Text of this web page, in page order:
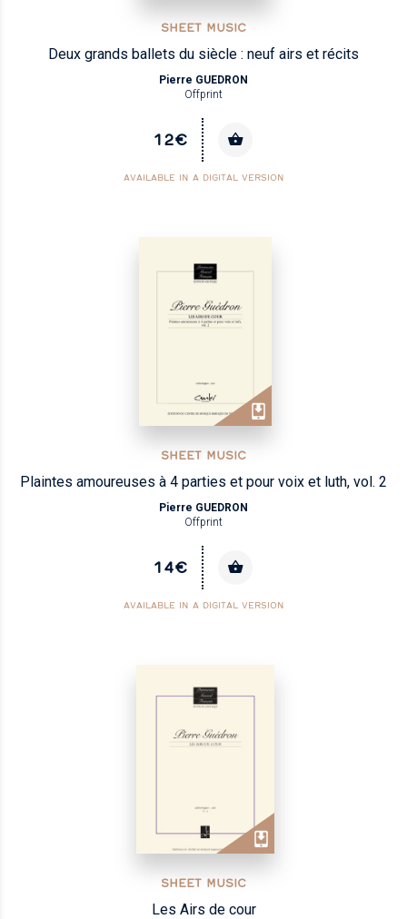
SHEET MUSIC
Deux grands ballets du siècle : neuf airs et récits
Pierre GUEDRON
Offprint
12€
AVAILABLE IN A DIGITAL VERSION
SHEET MUSIC
Plaintes amoureuses à 4 parties et pour voix et luth, vol. 2
Pierre GUEDRON
Offprint
14€
AVAILABLE IN A DIGITAL VERSION
SHEET MUSIC
Les Airs de cour